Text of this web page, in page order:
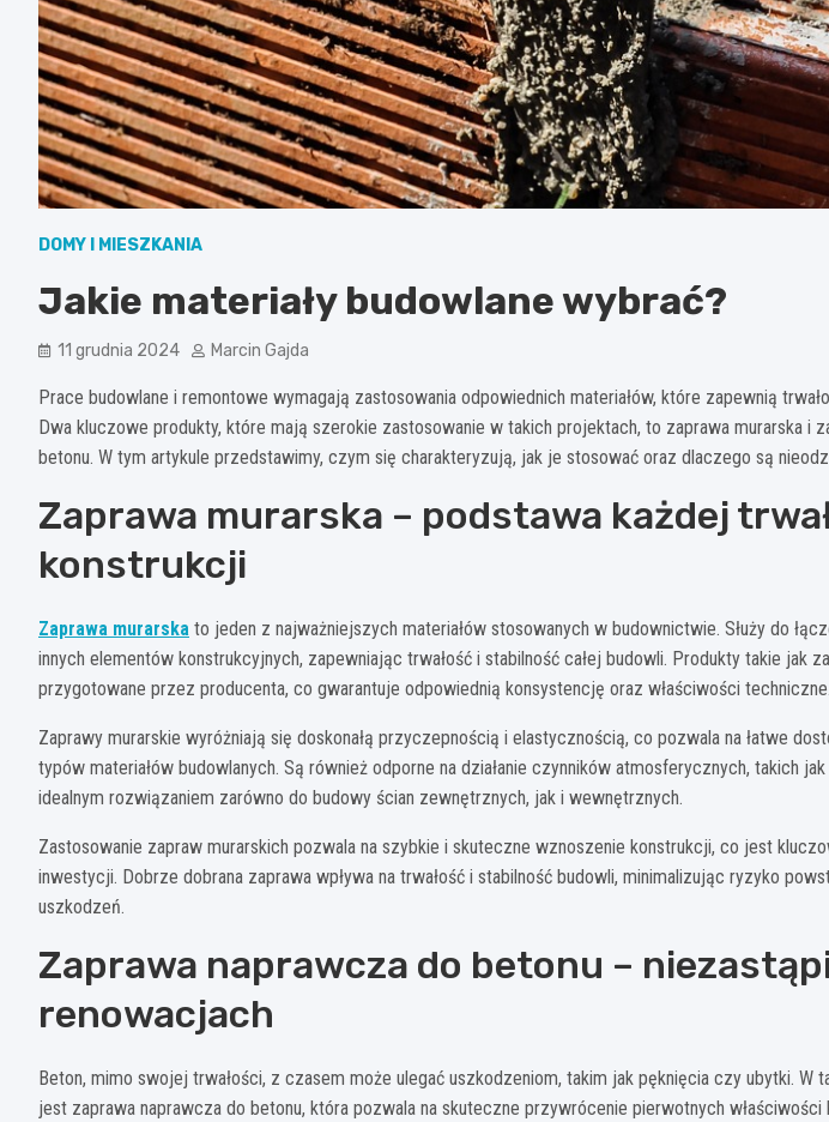
DOMY I MIESZKANIA
Jakie materiały budowlane wybrać?
11 grudnia 2024 Marcin Gajda
Prace budowlane i remontowe wymagają zastosowania odpowiednich materiałów, które zapewnią
Dwa kluczowe produkty, które mają szerokie zastosowanie w takich projektach, to zaprawa murarska i
betonu. W tym artykule przedstawimy, czym się charakteryzują, jak je stosować oraz dlaczego są
Zaprawa murarska – podstawa każdej
konstrukcji
Zaprawa murarska to jeden z najważniejszych materiałów stosowanych w budownictwie. Służy do
innych elementów konstrukcyjnych, zapewniając trwałość i stabilność całej budowli. Produkty takie jak
przygotowane przez producenta, co gwarantuje odpowiednią konsystencję oraz właściwości techniczne.
Zaprawy murarskie wyróżniają się doskonałą przyczepnością i elastycznością, co pozwala na łatwe
typów materiałów budowlanych. Są również odporne na działanie czynników atmosferycznych, takich
idealnym rozwiązaniem zarówno do budowy ścian zewnętrznych, jak i wewnętrznych.
Zastosowanie zapraw murarskich pozwala na szybkie i skuteczne wznoszenie konstrukcji, co jest
inwestycji. Dobrze dobrana zaprawa wpływa na trwałość i stabilność budowli, minimalizując ryzyko
uszkodzeń.
Zaprawa naprawcza do betonu –
renowacjach
Beton, mimo swojej trwałości, z czasem może ulegać uszkodzeniom, takim jak pęknięcia czy ubytki. W
jest zaprawa naprawcza do betonu, która pozwala na skuteczne przywrócenie pierwotnych